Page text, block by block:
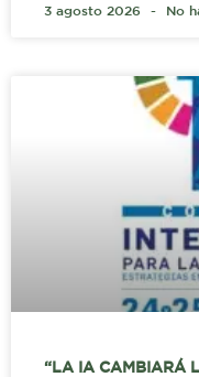
3 agosto 2026 No
“LA IA CAMBIARÁ